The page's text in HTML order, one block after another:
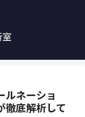
ルネーショ
徹底解析して